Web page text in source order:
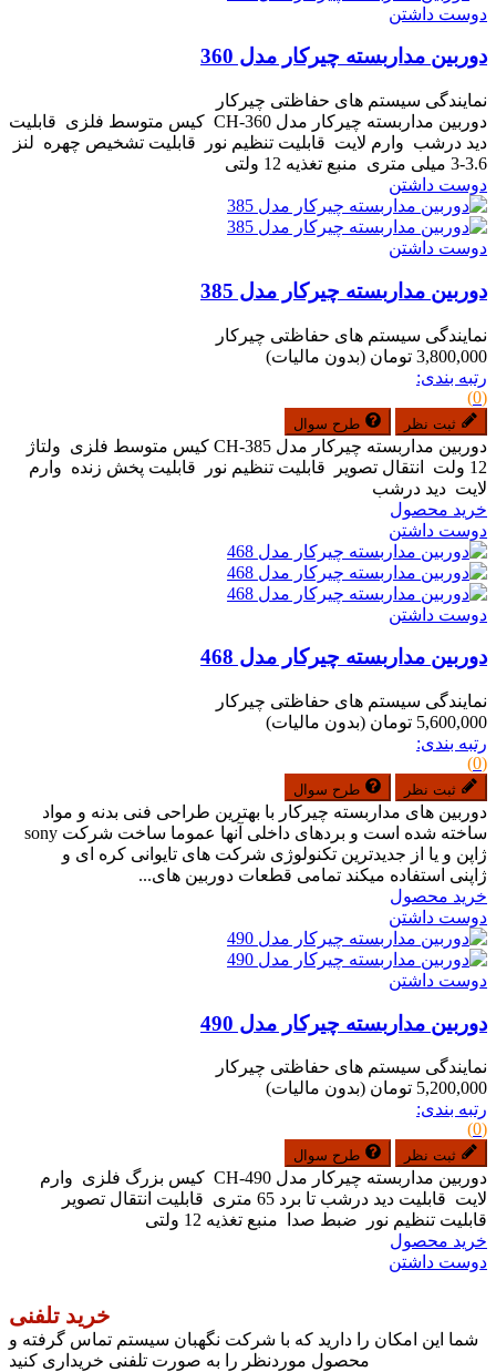
دوست داشتن
دوربین مداربسته چیرکار مدل 360
نمایندگی سیستم های حفاظتی چیرکار
دوربین مداربسته چیرکار مدل CH-360 کیس متوسط فلزی قابلیت
دید درشب وارم لایت قابلیت تنظیم نور قابلیت تشخیص چهره لنز
3.6-3 میلی متری منبع تغذیه 12 ولتی
دوست داشتن
دوست داشتن
دوربین مداربسته چیرکار مدل 385
نمایندگی سیستم های حفاظتی چیرکار
3,800,000 تومان
(بدون مالیات)
رتبه بندی:
(0)
ثبت نظر طرح سوال
دوربین مداربسته چیرکار مدل CH-385 کیس متوسط فلزی ولتاژ
12 ولت انتقال تصویر قابلیت تنظیم نور قابلیت پخش زنده وارم
لایت دید درشب
خرید محصول
دوست داشتن
دوست داشتن
دوربین مداربسته چیرکار مدل 468
نمایندگی سیستم های حفاظتی چیرکار
5,600,000 تومان
(بدون مالیات)
رتبه بندی:
(0)
ثبت نظر طرح سوال
دوربین های مداربسته چیرکار با بهترین طراحی فنی بدنه و مواد
ساخته شده است و بردهای داخلی آنها عموما ساخت شرکت sony
ژاپن و یا از جدیدترین تکنولوژی شرکت های تایوانی کره ای و
ژاپنی استفاده میکند تمامی قطعات دوربین های...
خرید محصول
دوست داشتن
دوست داشتن
دوربین مداربسته چیرکار مدل 490
نمایندگی سیستم های حفاظتی چیرکار
5,200,000 تومان
(بدون مالیات)
رتبه بندی:
(0)
ثبت نظر طرح سوال
دوربین مداربسته چیرکار مدل CH-490 کیس بزرگ فلزی وارم
لایت قابلیت دید درشب تا برد 65 متری قابلیت انتقال تصویر
قابلیت تنظیم نور ضبط صدا منبع تغذیه 12 ولتی
خرید محصول
دوست داشتن
خرید تلفنی
شما این امکان را دارید که با شرکت نگهبان سیستم تماس گرفته و
محصول موردنظر را به صورت تلفنی خریداری کنید